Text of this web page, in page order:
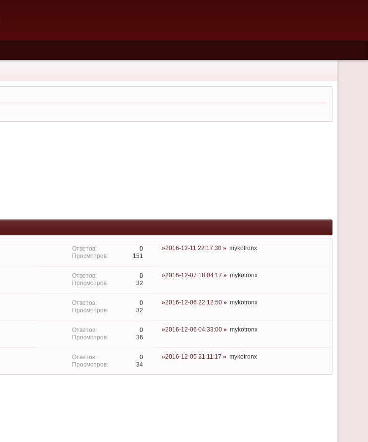
0
151
2016-12-11 22:17:30 mykotronx
0
32
2016-12-07 18:04:17 mykotronx
0
32
2016-12-06 22:12:50 mykotronx
0
36
2016-12-06 04:33:00 mykotronx
0
34
2016-12-05 21:11:17 mykotronx